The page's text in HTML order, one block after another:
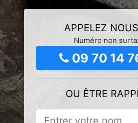
APPELEZ
Numéro non
09 70 14
OU ÊTRE